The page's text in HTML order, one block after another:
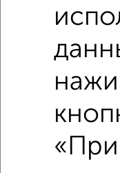
Средняя цена район
Это предложение
Средняя цена по
Похожие